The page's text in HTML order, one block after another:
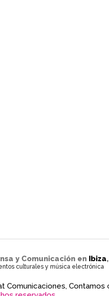
y Comunicación en Ibiza,
culturales y música electrónica
Comunicaciones, Contamos